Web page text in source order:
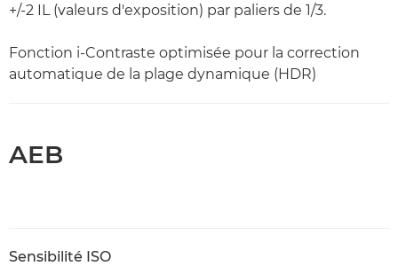
+/-2 IL (valeurs d'exposition) par paliers de 1/3.
Fonction i-Contraste optimisée pour la correction
automatique de la plage dynamique (HDR)
AEB
Sensibilité ISO